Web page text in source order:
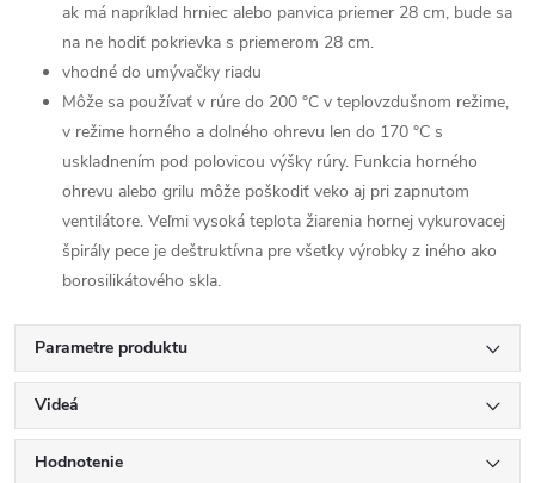
ak má napríklad hrniec alebo panvica priemer 28 cm, bude sa
na ne hodiť pokrievka s priemerom 28 cm.
vhodné do umývačky riadu
Môže sa používať v rúre do 200 °C v teplovzdušnom režime,
v režime horného a dolného ohrevu len do 170 °C s
uskladnením pod polovicou výšky rúry. Funkcia horného
ohrevu alebo grilu môže poškodiť veko aj pri zapnutom
ventilátore. Veľmi vysoká teplota žiarenia hornej vykurovacej
špirály pece je deštruktívna pre všetky výrobky z iného ako
borosilikátového skla.
Parametre produktu
Videá
Hodnotenie